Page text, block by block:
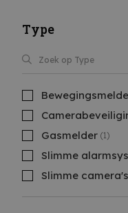
Type
Gasmelder (1)
Slimme
Slimme camera's